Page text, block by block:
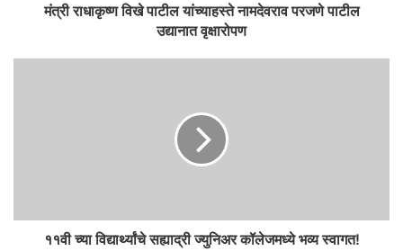
मंत्री राधाकृष्ण विखे पाटील यांच्याहस्ते नामदेवराव परजणे पाटील
उद्यानात वृक्षारोपण
११वी च्या विद्यार्थ्यांचे सह्याद्री ज्युनिअर कॉलेजमध्ये भव्य स्वागत!